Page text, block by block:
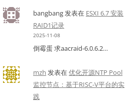
bangbang发表在 ESXI 6.7 安装
RAID1记录
2025-11-08
倒霉蛋 求aacraid-6.0.6.2…
mzh 发表在优化开源NTP Pool
监控节点：基于RISC-V平台的实
践